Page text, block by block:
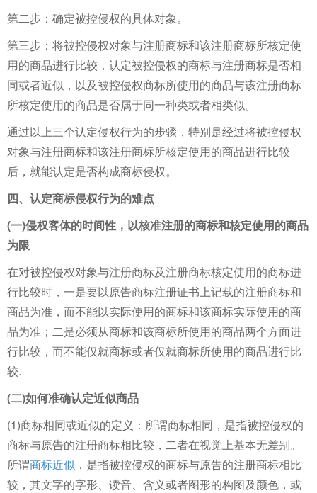
第二步：确定被控侵权的具体对象。
第三步：将被控侵权对象与注册商标和该注册商标所核定使
用的商品进行比较，认定被控侵权的商标与注册商标是否相
同或者近似，以及被控侵权商标所使用的商品与该注册商标
所核定使用的商品是否属于同一种类或者相类似。
通过以上三个认定侵权行为的步骤，特别是经过将被控侵权
对象与注册商标和该注册商标所核定使用的商品进行比较
后，就能认定是否构成商标侵权。
四、认定商标侵权行为的难点
(一)侵权客体的时间性，以核准注册的商标和核定使用的商品
为限
在对被控侵权对象与注册商标及注册商标核定使用的商标进
行比较时，一是要以原告商标注册证书上记载的注册商标和
商品为准，而不能以实际使用的商标和该商标实际使用的商
品为准；二是必须从商标和该商标所使用的商品两个方面进
行比较，而不能仅就商标或者仅就商标所使用的商品进行比
较.
(二)如何准确认定近似商品
(1)商标相同或近似的定义：所谓商标相同，是指被控侵权的
商标与原告的注册商标相比较，二者在视觉上基本无差别。
所谓商标近似 ，是指被控侵权的商标与原告的注册商标相比
较，其文字的字形、读音、含义或者图形的构图及颜色，或